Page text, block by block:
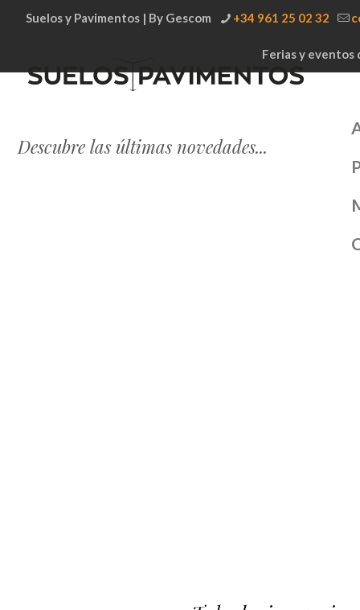
Suelos y Pavimentos | By Gescom +34 961 25 02 32
Ferias y eventos
Descubre las últimas novedades...